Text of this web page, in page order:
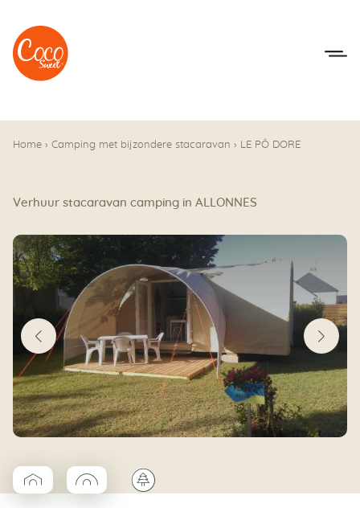
Naar het menu
Naar de inhoudsopgave
Home › Camping met bijzondere stacaravan › LE PÔ DORE
Verhuur stacaravan camping in ALLONNES
▱Coco Cabane
◯Coco rond🌲